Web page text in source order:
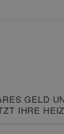
GELD
IHRE